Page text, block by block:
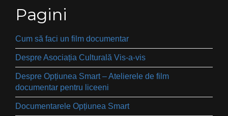
Pagini
Cum să faci un film documentar
Despre Asociația Culturală Vis-a-vis
Despre Opțiunea Smart – Atelierele de film
documentar pentru liceeni
Documentarele Opțiunea Smart